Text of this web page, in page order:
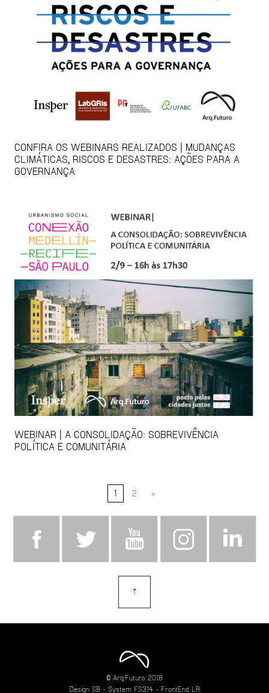
CONFIRA OS WEBINARS REALIZADOS | MUDANÇAS
CLIMÁTICAS, RISCOS E DESASTRES: AÇÕES PARA A
GOVERNANÇA
WEBINAR | A CONSOLIDAÇÃO: SOBREVIVÊNCIA
POLÍTICA E COMUNITÁRIA
1 2 >
⇡
© Arq.Futuro 2018
Design SB- System FS314 - FrontEnd LR